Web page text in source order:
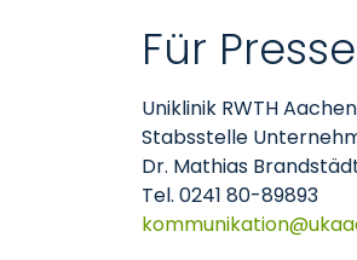
Für
Uniklinik RWTH Aachen
Stabsstelle
Dr. Mathias
Tel. 0241 80-89893
kommunikation